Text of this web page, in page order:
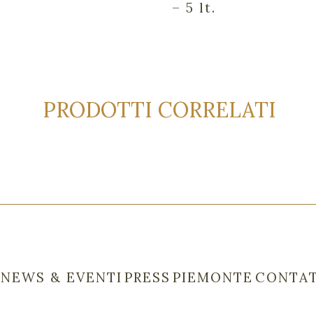
– 5 lt.
PRODOTTI CORRELATI
NEWS & EVENTI PRESS PIEMONTE